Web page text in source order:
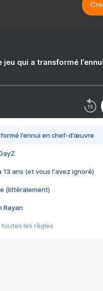
jeu qui a transformé
l’ennui en chef-d’œuvre
13 ans (et vous l'avez ignoré)
(littéralement)
Rayan
toutes les règles